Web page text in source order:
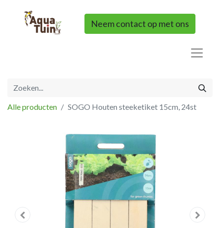
Neem contact op met ons
Alle producten SOGO Houten steeketiket 15cm, 24st